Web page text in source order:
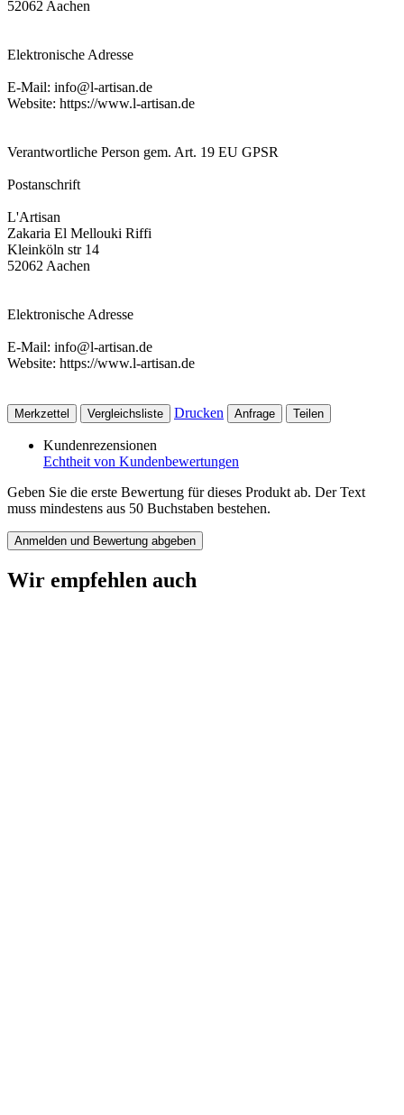
52062 Aachen
Elektronische Adresse
E-Mail: info@l-artisan.de
Website: https://www.l-artisan.de
Verantwortliche Person gem. Art. 19 EU GPSR
Postanschrift
L'Artisan
Zakaria El Mellouki Riffi
Kleinköln str 14
52062 Aachen
Elektronische Adresse
E-Mail: info@l-artisan.de
Website: https://www.l-artisan.de
Merkzettel Vergleichsliste Drucken Anfrage Teilen
Kundenrezensionen
Echtheit von Kundenbewertungen
Geben Sie die erste Bewertung für dieses Produkt ab. Der Text
muss mindestens aus 50 Buchstaben bestehen.
Anmelden und Bewertung abgeben
Wir empfehlen auch